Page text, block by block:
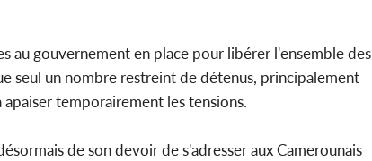
au gouvernement en place pour libérer l'ensemble des
seul un nombre restreint de détenus, principalement
temporairement les tensions.
de son devoir de s'adresser aux Camerounais